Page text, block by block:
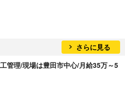
さらに見る
管理/現場は豊田市中心/月給35万～5